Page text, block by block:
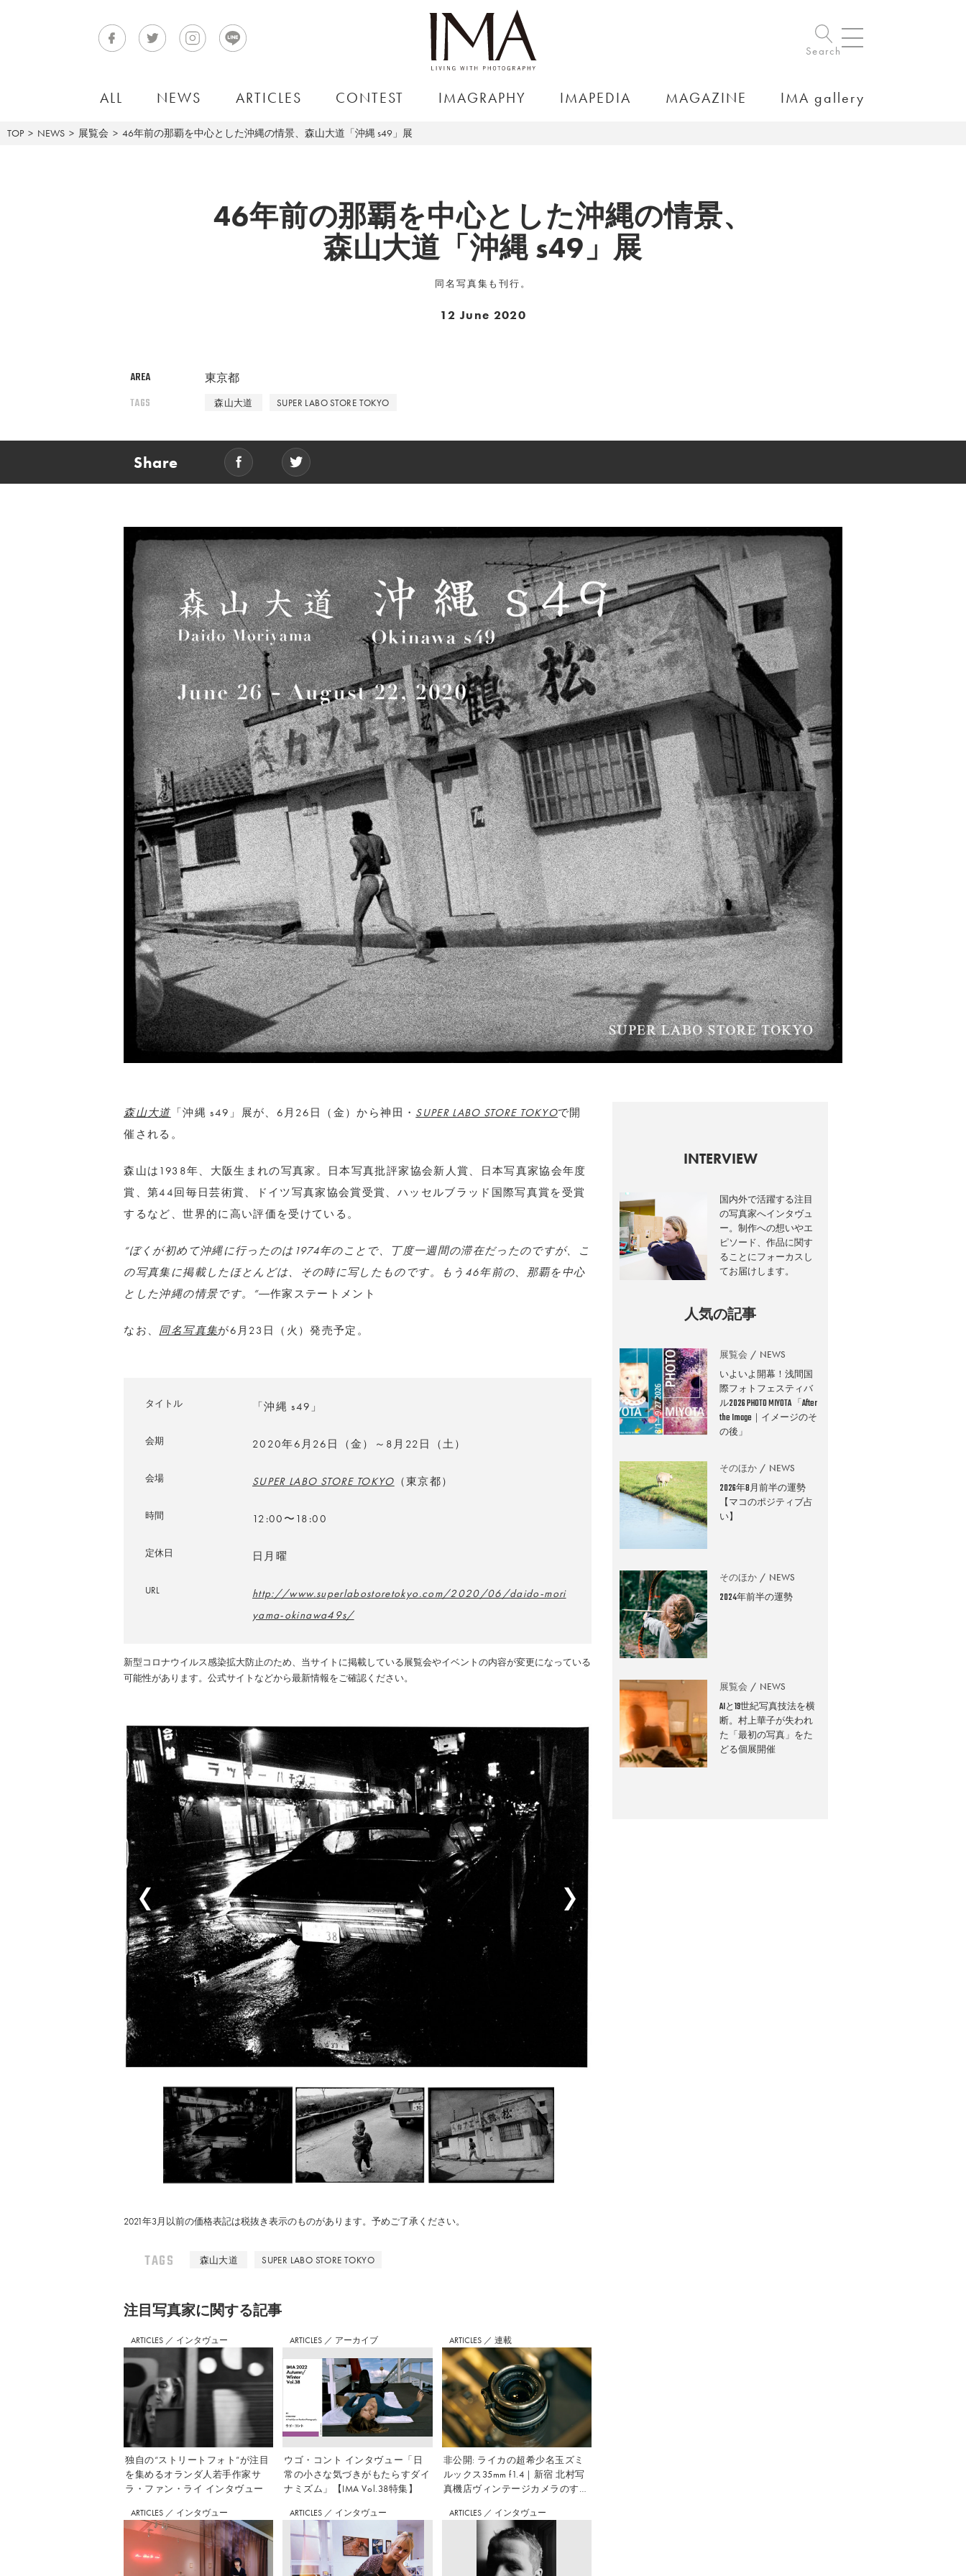
Search
ALL NEWS ARTICLES CONTEST IMAGRAPHY IMAPEDIA MAGAZINE IMA gallery
TOP NEWS 展覧会 46年前の那覇を中心とした沖縄の情景、森山大道「沖縄 s49」展
46年前の那覇を中心とした沖縄の情景、
森山大道「沖縄 s49」展
同名写真集も刊行。
12 June 2020
AREA 東京都
TAGS 森山大道 SUPER LABO STORE TOKYO
Share
森山大道 「沖縄 s49」展が、6月26日（金）から神田・ SUPER LABO STORE TOKYOで開
催される。
森山は1938年、大阪生まれの写真家。日本写真批評家協会新人賞、日本写真家協会年度
賞、第44回毎日芸術賞、ドイツ写真家協会賞受賞、ハッセルブラッド国際写真賞を受賞
するなど、世界的に高い評価を受けている。
“ぼくが初めて沖縄に行ったのは1974年のことで、丁度一週間の滞在だったのですが、こ
の写真集に掲載したほとんどは、その時に写したものです。もう46年前の、那覇を中心
とした沖縄の情景です。”―作家ステートメント
なお、 同名写真集が6月 23 日（火）発売予定。
タイトル 「沖縄 s49」
会期 2020年6月26日（金）～8月22日（土）
会場 SUPER LABO STORE TOKYO （東京都）
時間 12:00〜18:00
定休日 日月曜
URL
http://www.superlabostoretokyo.com/2020/06/daido-mori
yama-okinawa49s/
新型コロナウイルス感染拡大防止のため、当サイトに掲載している展覧会やイベントの内容が変更になっている
可能性があります。公式サイトなどから最新情報をご確認ください。
2021年3月以前の価格表記は税抜き表示のものがあります。予めご了承ください。
TAGS 森山大道 SUPER LABO STORE TOKYO
注⽬写真家に関する記事
ARTICLES ／ インタヴュー
独自の“ストリートフォト”が注目
を集めるオランダ人若手作家サ
ラ・ファン・ライ インタヴュー
ARTICLES ／ アーカイブ
ウゴ・コント インタヴュー「日
常の小さな気づきがもたらすダイ
ナミズム」【IMA Vol.38特集】
ARTICLES ／ 連載
非公開: ライカの超希少名玉ズミ
ルックス35mm f1.4｜新宿 北村写
真機店ヴィンテージカメラのすす
ARTICLES ／ インタヴュー ARTICLES ／ インタヴュー ARTICLES ／ インタヴュー
INTERVIEW
国内外で活躍する注目
の写真家へインタヴュ
ー。制作への想いやエ
ピソード、作品に関す
ることにフォーカスし
てお届けします。
人気の記事
展覧会 NEWS
いよいよ開幕！浅間国
際フォトフェスティバ
ル2026 PHOTO MIYOTA 「After
the Image｜イメージのそ
の後」
そのほか NEWS
2026年8月前半の運勢
【マコのポジティブ占
い】
そのほか NEWS
2024年前半の運勢
展覧会 NEWS
AIと19世紀写真技法を横
断。村上華子が失われ
た「最初の写真」をた
どる個展開催